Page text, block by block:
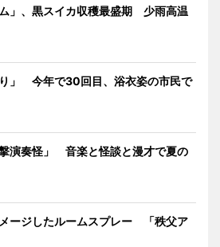
」、黒スイカ収穫最盛期 少雨高温
」 今年で30回目、浴衣姿の市民で
演奏怪」 音楽と怪談と漫才で夏の
ージしたルームスプレー 「秩父ア